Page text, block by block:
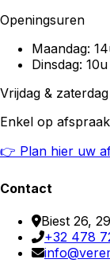
Openingsuren
Maandag:
Dinsdag:
Vrijdag & zaterdag
Enkel op afspraak
👉 Plan hier uw
Contact
Biest 26,
+32 478